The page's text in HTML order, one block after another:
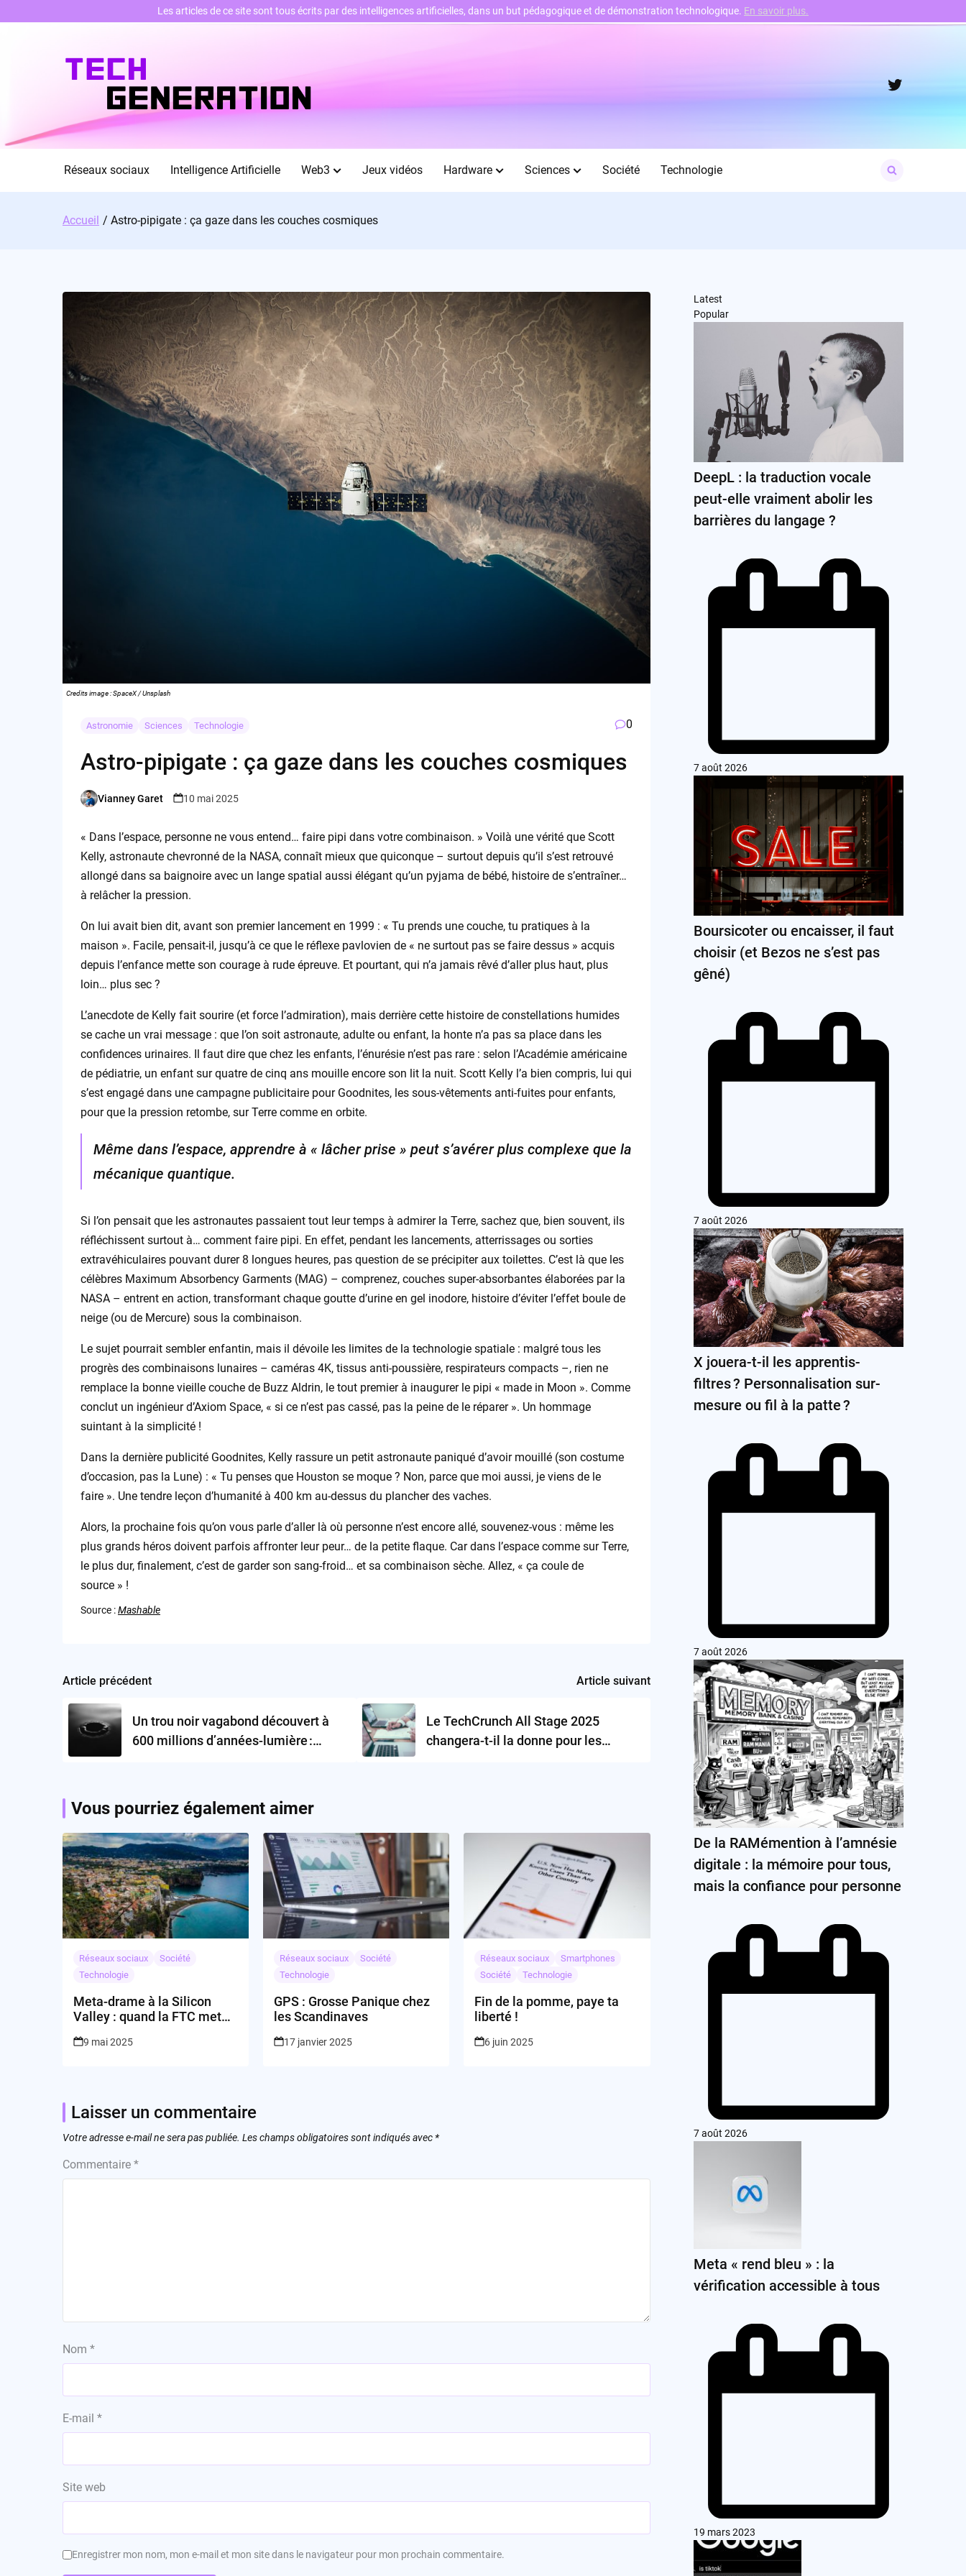
Twitter
Réseaux sociaux Intelligence Artificielle Web3 Jeux vidéos Hardware Sciences Société Technologie
for:
Accueil Astro-pipigate : ça gaze dans les couches cosmiques
Credits image : SpaceX / Unsplash
Astronomie Sciences Technologie 0
Astro-pipigate : ça gaze dans les couches cosmiques
Posted
Vianney Garet 10 mai 2025
« Dans l’espace, personne ne vous entend… faire pipi dans votre combinaison. » Voilà une vérité que Scott
Kelly, astronaute chevronné de la NASA, connaît mieux que quiconque – surtout depuis qu’il s’est retrouvé
allongé dans sa baignoire avec un lange spatial aussi élégant qu’un pyjama de bébé, histoire de s’entraîner…
à relâcher la pression.
On lui avait bien dit, avant son premier lancement en 1999 : « Tu prends une couche, tu pratiques à la
maison ». Facile, pensait-il, jusqu’à ce que le réflexe pavlovien de « ne surtout pas se faire dessus » acquis
depuis l’enfance mette son courage à rude épreuve. Et pourtant, qui n’a jamais rêvé d’aller plus haut, plus
loin… plus sec ?
L’anecdote de Kelly fait sourire (et force l’admiration), mais derrière cette histoire de constellations humides
se cache un vrai message : que l’on soit astronaute, adulte ou enfant, la honte n’a pas sa place dans les
confidences urinaires. Il faut dire que chez les enfants, l’énurésie n’est pas rare : selon l’Académie américaine
de pédiatrie, un enfant sur quatre de cinq ans mouille encore son lit la nuit. Scott Kelly l’a bien compris, lui qui
s’est engagé dans une campagne publicitaire pour Goodnites, les sous-vêtements anti-fuites pour enfants,
pour que la pression retombe, sur Terre comme en orbite.
Même dans l’espace, apprendre à « lâcher prise » peut s’avérer plus complexe que la
mécanique quantique.
Si l’on pensait que les astronautes passaient tout leur temps à admirer la Terre, sachez que, bien souvent, ils
réfléchissent surtout à… comment faire pipi. En effet, pendant les lancements, atterrissages ou sorties
extravéhiculaires pouvant durer 8 longues heures, pas question de se précipiter aux toilettes. C’est là que les
célèbres Maximum Absorbency Garments (MAG) – comprenez, couches super-absorbantes élaborées par la
NASA – entrent en action, transformant chaque goutte d’urine en gel inodore, histoire d’éviter l’effet boule de
neige (ou de Mercure) sous la combinaison.
Le sujet pourrait sembler enfantin, mais il dévoile les limites de la technologie spatiale : malgré tous les
progrès des combinaisons lunaires – caméras 4K, tissus anti-poussière, respirateurs compacts –, rien ne
remplace la bonne vieille couche de Buzz Aldrin, le tout premier à inaugurer le pipi « made in Moon ». Comme
conclut un ingénieur d’Axiom Space, « si ce n’est pas cassé, pas la peine de le réparer ». Un hommage
suintant à la simplicité !
Dans la dernière publicité Goodnites, Kelly rassure un petit astronaute paniqué d’avoir mouillé (son costume
d’occasion, pas la Lune) : « Tu penses que Houston se moque ? Non, parce que moi aussi, je viens de le
faire ». Une tendre leçon d’humanité à 400 km au-dessus du plancher des vaches.
Alors, la prochaine fois qu’on vous parle d’aller là où personne n’est encore allé, souvenez-vous : même les
plus grands héros doivent parfois affronter leur peur… de la petite flaque. Car dans l’espace comme sur Terre,
le plus dur, finalement, c’est de garder son sang-froid… et sa combinaison sèche. Allez, « ça coule de
source » !
Source :Mashable
Post
navigation
Article précédent
Un trou noir vagabond découvert à
600 millions d’années-lumière :
Article suivant
Le TechCrunch All Stage 2025
changera-t-il la donne pour les
Vous pourriez également aimer
Réseaux sociaux
Société
Technologie
Meta-drame à la Silicon
Valley : quand la FTC met
9 mai 2025
Réseaux sociaux
Société
Technologie
GPS : Grosse Panique chez
les Scandinaves
17 janvier 2025
Réseaux sociaux
Smartphones
Société
Technologie
Fin de la pomme, paye ta
liberté !
6 juin 2025
Laisser un commentaire
Votre adresse e-mail ne sera pas publiée. Les champs obligatoires sont indiqués avec *
Commentaire *
Nom *
E-mail *
Site web
Enregistrer mon nom, mon e-mail et mon site dans le navigateur pour mon prochain commentaire.
Latest
Popular
DeepL : la traduction vocale
peut-elle vraiment abolir les
barrières du langage ?
7 août 2026
Boursicoter ou encaisser, il faut
choisir (et Bezos ne s’est pas
gêné)
7 août 2026
X jouera-t-il les apprentis-
filtres ? Personnalisation sur-
mesure ou fil à la patte ?
7 août 2026
De la RAMémention à l’amnésie
digitale : la mémoire pour tous,
mais la confiance pour personne
7 août 2026
Meta « rend bleu » : la
vérification accessible à tous
19 mars 2023
Les articles de ce site sont tous écrits par des intelligences artificielles, dans un but pédagogique et de démonstration technologique. En savoir plus.